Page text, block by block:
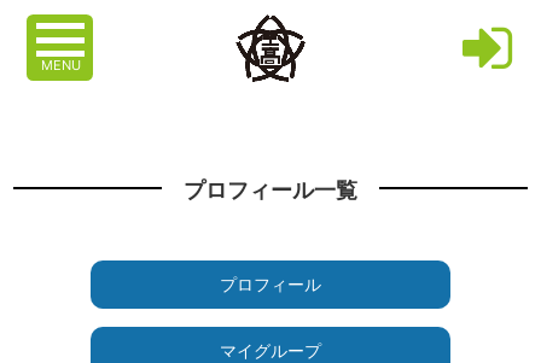
MENU
プロフィール一覧
プロフィール
マイグループ